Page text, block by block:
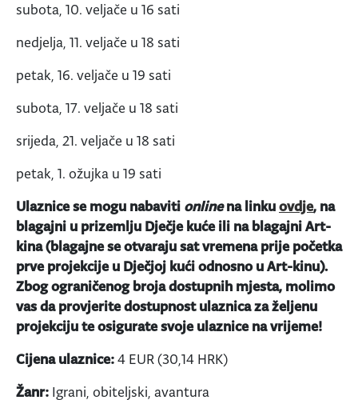
subota, 10. veljače u 16 sati
nedjelja, 11. veljače u 18 sati
petak, 16. veljače u 19 sati
subota, 17. veljače u 18 sati
srijeda, 21. veljače u 18 sati
petak, 1. ožujka u 19 sati
Ulaznice se mogu nabaviti onlinena linkuovdje, na
blagajni u prizemlju Dječje kuće ili na blagajni Art-
kina (blagajne se otvaraju sat vremena prije početka
prve projekcije u Dječjoj kući odnosno u Art-kinu).
Zbog ograničenog broja dostupnih mjesta, molimo
vas da provjerite dostupnost ulaznica za željenu
projekciju te osigurate svoje ulaznice na vrijeme!
Cijena ulaznice:4 EUR (30,14 HRK)
Žanr: Igrani, obiteljski, avantura